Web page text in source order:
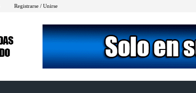
Registrarse / Unirse